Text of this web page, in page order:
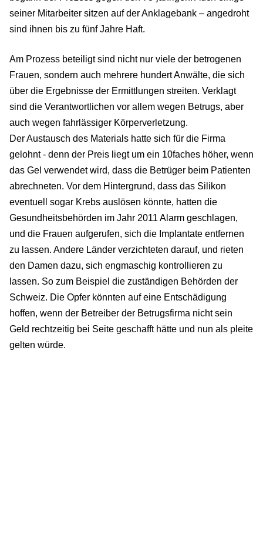
seiner Mitarbeiter sitzen auf der Anklagebank – angedroht
sind ihnen bis zu fünf Jahre Haft.
Am Prozess beteiligt sind nicht nur viele der betrogenen
Frauen, sondern auch mehrere hundert Anwälte, die sich
über die Ergebnisse der Ermittlungen streiten. Verklagt
sind die Verantwortlichen vor allem wegen Betrugs, aber
auch wegen fahrlässiger Körperverletzung.
Der Austausch des Materials hatte sich für die Firma
gelohnt - denn der Preis liegt um ein 10faches höher, wenn
das Gel verwendet wird, dass die Betrüger beim Patienten
abrechneten. Vor dem Hintergrund, dass das Silikon
eventuell sogar Krebs auslösen könnte, hatten die
Gesundheitsbehörden im Jahr 2011 Alarm geschlagen,
und die Frauen aufgerufen, sich die Implantate entfernen
zu lassen. Andere Länder verzichteten darauf, und rieten
den Damen dazu, sich engmaschig kontrollieren zu
lassen. So zum Beispiel die zuständigen Behörden der
Schweiz. Die Opfer könnten auf eine Entschädigung
hoffen, wenn der Betreiber der Betrugsfirma nicht sein
Geld rechtzeitig bei Seite geschafft hätte und nun als pleite
gelten würde.